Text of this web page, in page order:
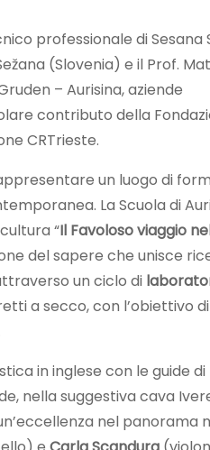
professionale di Sesana
(Slovenia) e il Prof.
– Aurisina, aziende
contributo della
CRTrieste.
un luogo di
La Scuola di
“Il Favoloso viaggio
del sapere che unisce
un ciclo di
a secco, con
in inglese con le guide di
nella suggestiva cava
nel panorama